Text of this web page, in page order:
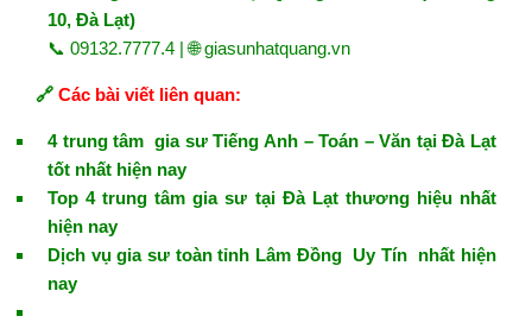
10, Đà Lạt)
📞 09132.7777.4 | 🌐giasunhatquang.vn
🔗 Các bài viết liên quan:
4 trung tâm gia sư Tiếng Anh – Toán – Văn tại Đà Lạt
tốt nhất hiện nay
Top 4 trung tâm gia sư tại Đà Lạt thương hiệu nhất
hiện nay
Dịch vụ gia sư toàn tỉnh Lâm Đồng Uy Tín nhất hiện
nay